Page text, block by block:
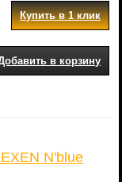
Купить в 1 клик
в корзину
N'blue